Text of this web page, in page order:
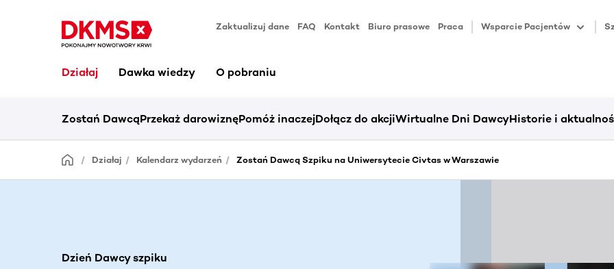
Zaktualizuj dane FAQ Kontakt Biuro prasowe Praca Wsparcie Pacjentów
Działaj Dawka wiedzy O pobraniu
Zostań DawcąPrzekaż darowiznęPomóż inaczejDołącz do akcjiWirtualne Dni DawcyHistorie i
Działaj Kalendarz wydarzeń Zostań Dawcą Szpiku na Uniwersytecie Civtas w Warszawie
Dzień Dawcy szpiku